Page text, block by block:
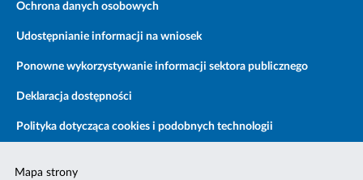
Ochrona danych osobowych
Udostępnianie informacji na wniosek
Ponowne wykorzystywanie informacji sektora publicznego
Deklaracja dostępności
Polityka dotycząca cookies i podobnych technologii
Mapa strony